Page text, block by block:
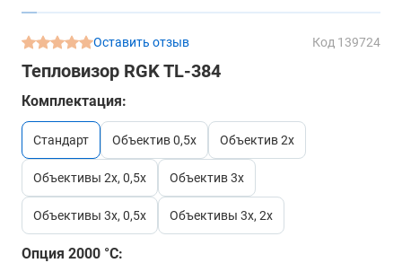
Оставить отзыв Код 139724
Тепловизор RGK TL-384
Комплектация:
стандарт объектив 0,5x объектив 2x
объективы 2x, 0,5x объектив 3x
объективы 3x, 0,5x объективы 3x, 2x
Опция 2000 °C: